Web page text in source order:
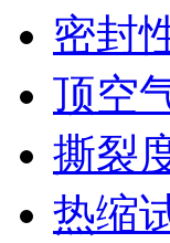
密封
顶空
撕裂
热缩